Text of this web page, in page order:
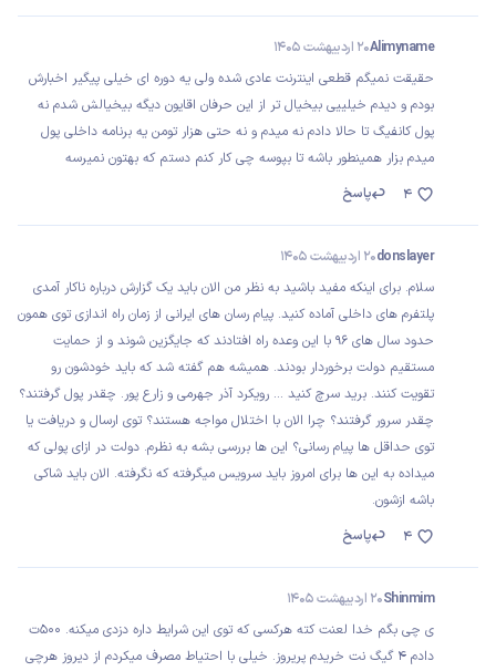
Alimyname20 اردیبهشت 1405
حقیقت نمیگم قطعی اینترنت عادی شده ولی یه دوره ای خیلی پیگیر اخبارش
بودم و دیدم خیلییی بیخیال تر از این حرفان اقایون دیگه بیخیالش شدم نه
پول کانفیگ تا حالا دادم نه میدم و نه حتی هزار تومن یه برنامه داخلی پول
میدم بزار همینطور باشه تا بپوسه چی کار کنم دستم که بهتون نمیرسه
پاسخ
4
donslayer20 اردیبهشت 1405
سلام. برای اینکه مفید باشید به نظر من الان باید یک گزارش درباره ناکار آمدی
پلتفرم های داخلی آماده کنید. پیام رسان های ایرانی از زمان راه اندازی توی همون
حدود سال های ۹۶ با این وعده راه افتادند که جایگزین شوند و از حمایت
مستقیم دولت برخوردار بودند. همیشه هم گفته شد که باید خودشون رو
تقویت کنند. برید سرچ کنید … رویکرد آذر جهرمی و زارع پور. چقدر پول گرفتند؟
چقدر سرور گرفتند؟ چرا الان با اختلال مواجه هستند؟ توی ارسال و دریافت یا
توی حداقل ها پیام رسانی؟ این ها بررسی بشه به نظرم. دولت در ازای پولی که
میداده به این ها برای امروز باید سرویس میگرفته که نگرفته. الان باید شاکی
باشه ازشون.
پاسخ
4
Shinmim20 اردیبهشت 1405
ی چی بگم خدا لعنت کته هرکسی که توی این شرایط داره دزدی میکنه. ۵۰۰ت
دادم ۴ گیگ نت خریدم پریروز. خیلی با احتیاط مصرف میکردم از دیروز هرچی